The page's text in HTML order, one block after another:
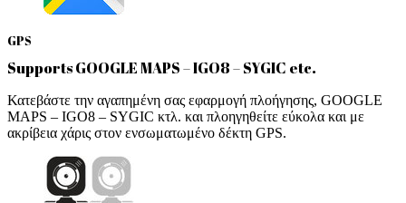
GPS
Supports GOOGLE MAPS – IGO8 – SYGIC etc.
Κατεβάστε την αγαπημένη σας εφαρμογή πλοήγησης, GOOGLE
MAPS – IGO8 – SYGIC κτλ. και πλοηγηθείτε εύκολα και με
ακρίβεια χάρις στον ενσωματωμένο δέκτη GPS.